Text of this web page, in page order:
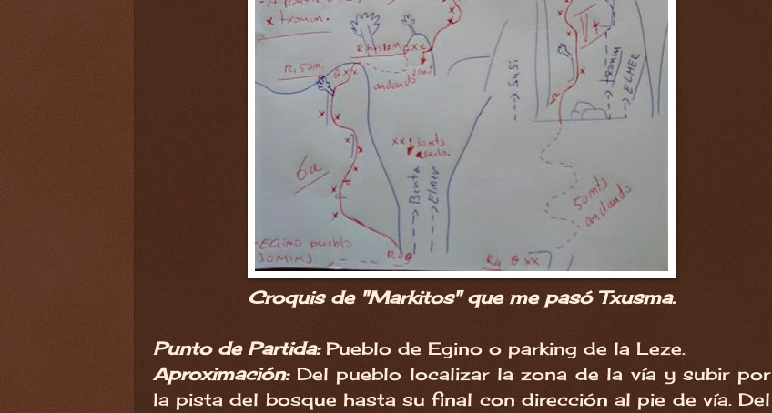
Croquis de "Markitos" que me pasó Txusma.
Punto de Partida: Pueblo de Egino o parking de la Leze.
Aproximación: Del pueblo localizar la zona de la vía y subir por
la pista del bosque hasta su final con dirección al pie de vía. Del